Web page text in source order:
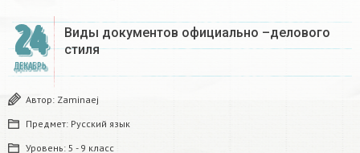
24
ДЕКАБРЬ
Виды документов официально –делового
стиля
Автор: Zaminaej
Предмет: Русский язык
Уровень: 5 - 9 класс